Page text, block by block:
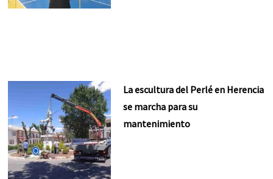
La escultura del Perlé en Herencia
se marcha para su
mantenimiento